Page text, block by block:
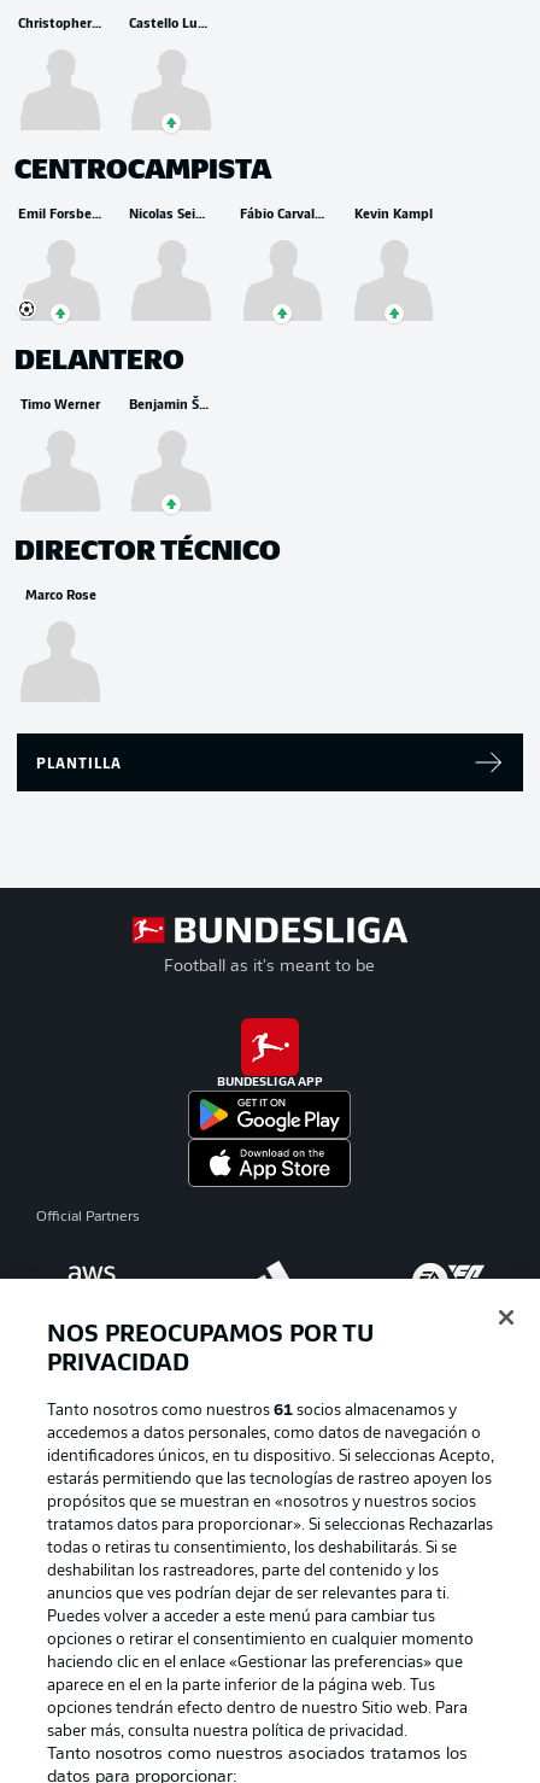
Christopher Lenz Castello Lukeba
CENTROCAMPISTA
Emil Forsberg Nicolas Seiwald Fábio Carvalho Kevin Kampl
DELANTERO
Timo Werner Benjamin Šeško
DIRECTOR TÉCNICO
Marco Rose
PLANTILLA
Football as it's meant to be
BUNDESLIGA APP
Official Partners
Publicidad Aviso legal
Gestionar las preferencias
Canales Trabajos
Jugadores Condiciones de uso
NOS PREOCUPAMOS POR TU
PRIVACIDAD
Tanto nosotros como nuestros 61socios almacenamos y
accedemos a datos personales, como datos de navegación o
identificadores únicos, en tu dispositivo. Si seleccionas Acepto,
estarás permitiendo que las tecnologías de rastreo apoyen los
propósitos que se muestran en «nosotros y nuestros socios
tratamos datos para proporcionar». Si seleccionas Rechazarlas
todas o retiras tu consentimiento, los deshabilitarás. Si se
deshabilitan los rastreadores, parte del contenido y los
anuncios que ves podrían dejar de ser relevantes para ti.
Puedes volver a acceder a este menú para cambiar tus
opciones o retirar el consentimiento en cualquier momento
haciendo clic en el enlace «Gestionar las preferencias» que
aparece en el en la parte inferior de la página web. Tus
opciones tendrán efecto dentro de nuestro Sitio web. Para
saber más, consulta nuestra política de privacidad.
Tanto nosotros como nuestros asociados tratamos los
datos para proporcionar: